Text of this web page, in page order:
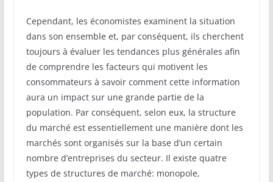
Cependant, les économistes examinent la situation
dans son ensemble et, par conséquent, ils cherchent
toujours à évaluer les tendances plus générales afin
de comprendre les facteurs qui motivent les
consommateurs à savoir comment cette information
aura un impact sur une grande partie de la
population. Par conséquent, selon eux, la structure
du marché est essentiellement une manière dont les
marchés sont organisés sur la base d’un certain
nombre d’entreprises du secteur. Il existe quatre
types de structures de marché: monopole,